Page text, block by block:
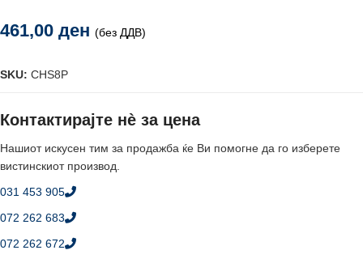
461,00 ден (без ДДВ)
SKU: CHS8P
Контактирајте нè за цена
Нашиот искусен тим за продажба ќе Ви помогне да го изберете
вистинскиот производ.
031 453 905
072 262 683
072 262 672